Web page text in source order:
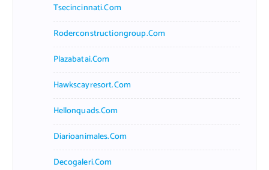
Tsecincinnati.com
Roderconstructiongroup.com
Plazabatai.com
Hawkscayresort.com
Hellonquads.com
Diarioanimales.com
Decogaleri.com